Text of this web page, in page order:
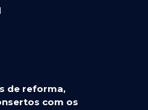
de reforma,
com os